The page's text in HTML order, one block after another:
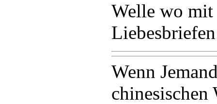
Welle wo
Wenn
chinesischen